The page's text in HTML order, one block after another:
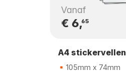
Vanaf
€ 6,65
A4 stickervellen
105mm x 74mm